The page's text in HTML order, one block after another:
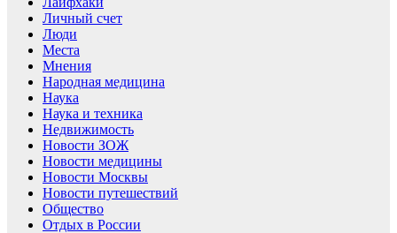
Личный счет
Люди
Места
Мнения
Народная медицина
Наука
Наука и техника
Недвижимость
Новости ЗОЖ
Новости медицины
Новости Москвы
Новости путешествий
Общество
Отдых в России